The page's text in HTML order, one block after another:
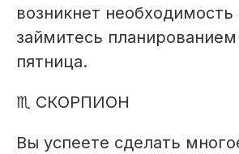
возникнет
займитесь
пятница.
♏ СКОРПИОН
Вы успеете сделать